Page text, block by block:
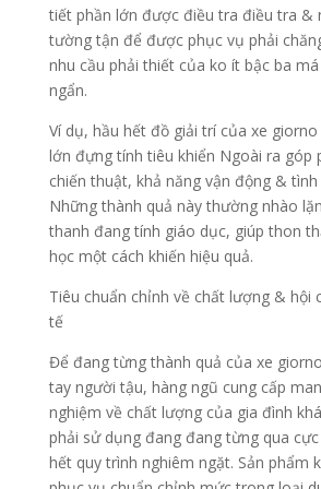
tiết phần lớn được điều tra điều tra &
tường tận để được phục vụ phải
nhu cầu phải thiết của ko ít bậc ba
ngẩn.
Ví dụ, hầu hết đồ giải trí của xe
lớn đựng tính tiêu khiển Ngoài ra góp
chiến thuật, khả năng vận động &
Những thành quả này thường nhào
thanh đang tính giáo dục, giúp thon
học một cách khiến hiệu quả.
Tiêu chuẩn chỉnh về chất lượng & hội
tế
Để đang từng thành quả của xe
tay người tậu, hàng ngũ cung cấp
nghiệm về chất lượng của gia đình
phải sử dụng đang đang từng qua
hết quy trình nghiêm ngặt. Sản phẩm